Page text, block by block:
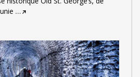
…